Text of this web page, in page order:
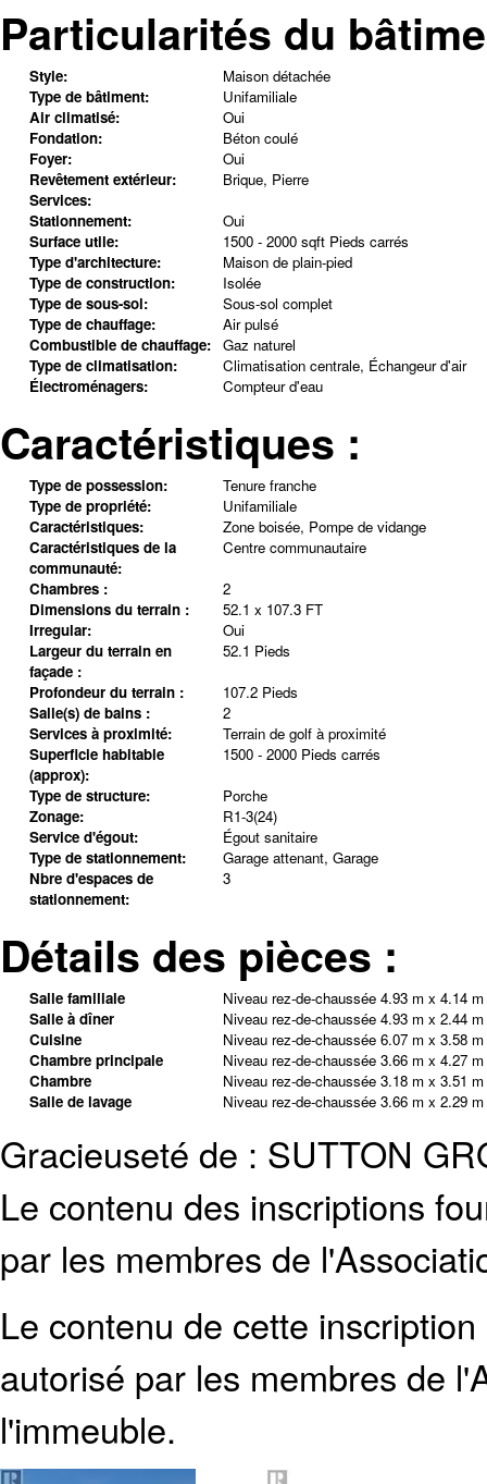
Particularités du
Style:
Maison détachée
Type de bâtiment:
Unifamiliale
Air climatisé:
Oui
Fondation:
Béton coulé
Foyer:
Oui
Revêtement extérieur:
Brique, Pierre
Services:
Stationnement:
Oui
Surface utile:
1500 - 2000 sqft Pieds carrés
Type d'architecture:
Maison de plain-pied
Type de construction:
Isolée
Type de sous-sol:
Sous-sol complet
Type de chauffage:
Air pulsé
Combustible de chauffage: Gaz naturel
Type de climatisation:
Climatisation centrale, Échangeur d'air
Électroménagers:
Compteur d'eau
Caractéristiques :
Type de possession:
Tenure franche
Type de propriété:
Unifamiliale
Caractéristiques:
Zone boisée, Pompe de vidange
Caractéristiques de la
communauté:
Centre communautaire
Chambres :
2
Dimensions du terrain :
52.1 x 107.3 FT
Irregular:
Oui
Largeur du terrain en
façade :
52.1 Pieds
Profondeur du terrain :
107.2 Pieds
Salle(s) de bains :
2
Services à proximité:
Terrain de golf à proximité
Superficie habitable
(approx):
1500 - 2000 Pieds carrés
Type de structure:
Porche
Zonage:
R1-3(24)
Service d'égout:
Égout sanitaire
Type de stationnement:
Garage attenant, Garage
Nbre d'espaces de
stationnement:
3
Détails des pièces :
Salle familiale Niveau rez-de-chaussée 4.93 m x 4.14 m
Salle à dîner
Niveau rez-de-chaussée 4.93 m x 2.44 m
Cuisine
Niveau rez-de-chaussée 6.07 m x 3.58 m
Chambre principale
Niveau rez-de-chaussée 3.66 m x 4.27 m
Chambre
Niveau rez-de-chaussée 3.18 m x 3.51 m
Salle de lavage
Niveau rez-de-chaussée 3.66 m x 2.29 m
Gracieuseté de : SUTTON
Le contenu des inscriptions
par les membres de
Le contenu de cette
autorisé par les membres de
l'immeuble.